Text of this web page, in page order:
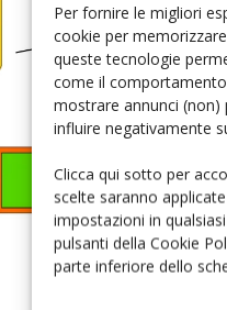
Per fornire le migliori
cookie per
queste tecnologie
come il
mostrare annunci
influire negativamente
Clicca qui sotto per
scelte saranno
impostazioni in
pulsanti della Cookie
parte inferiore dello